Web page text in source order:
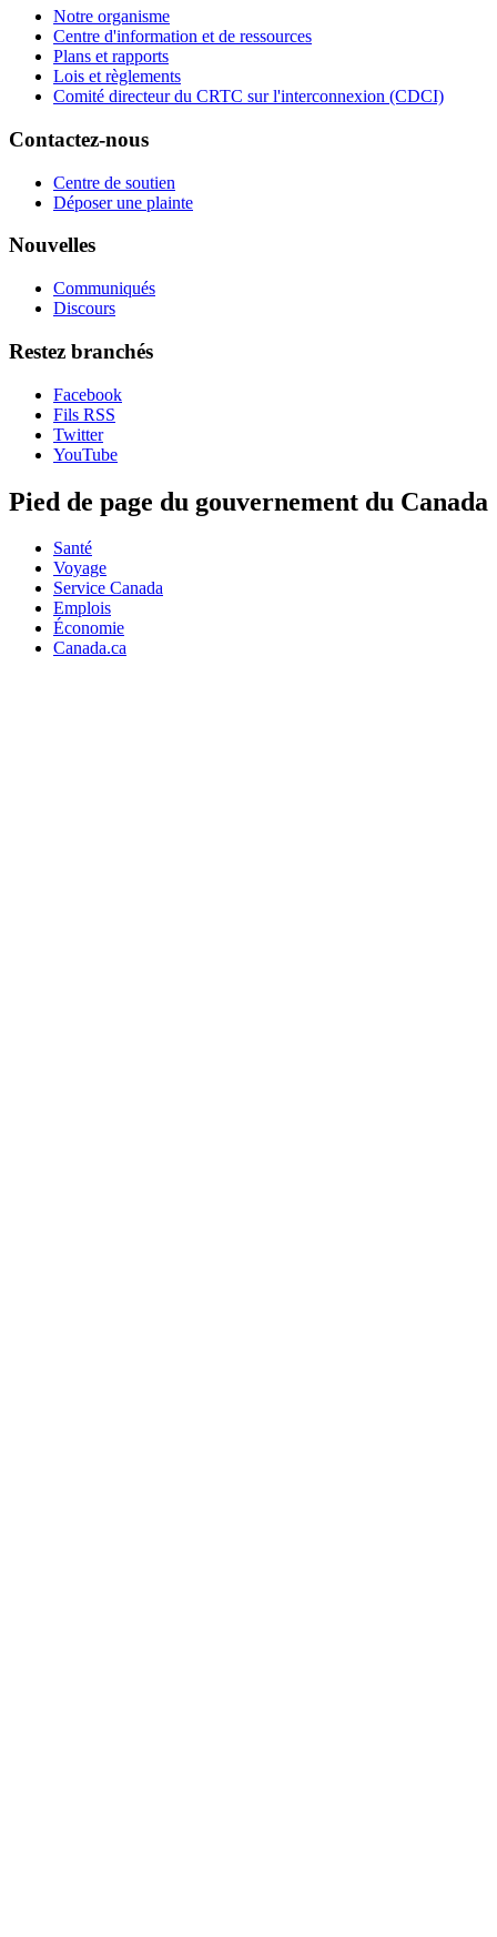
Notre organisme
Centre d'information et de ressources
Plans et rapports
Lois et règlements
Comité directeur du CRTC sur l'interconnexion (CDCI)
Contactez-nous
Centre de soutien
Déposer une plainte
Nouvelles
Communiqués
Discours
Restez branchés
Facebook
Fils RSS
Twitter
YouTube
Pied de page du gouvernement du Canada
Santé
Voyage
Service Canada
Emplois
Économie
Canada.ca